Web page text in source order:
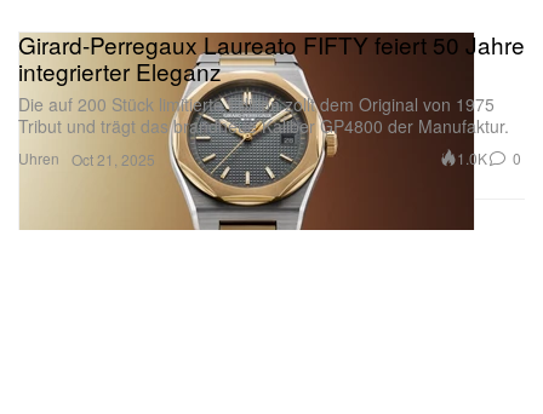
Uhren
Girard-Perregaux Laureato FIFTY feiert 50 Jahre
integrierter Eleganz
Die auf 200 Stück limitierte Edition zollt dem Original von 1975
Tribut und trägt das brandneue Kaliber GP4800 der Manufaktur.
Oct 21, 2025 1.0K 0